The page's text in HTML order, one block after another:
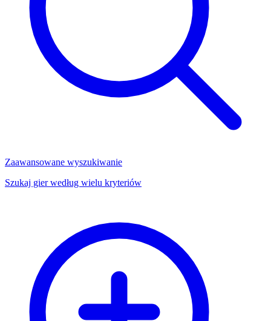
Zaawansowane wyszukiwanie
Szukaj gier według wielu kryteriów